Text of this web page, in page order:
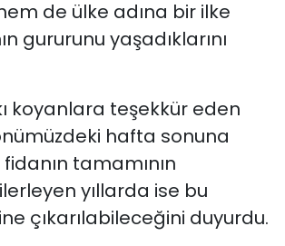
de ülke adına bir ilke
gururunu yaşadıklarını
koyanlara teşekkür eden
hafta sonuna
tamamının
yıllarda ise bu
çıkarılabileceğini duyurdu.